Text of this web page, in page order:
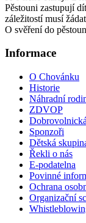
Pěstouni zastupují
záležitostí musí
O svěření do
Informace
O Chovánku
Historie
Náhradní
ZDVOP
Sponzoři
Dětská
Řekli o nás
E-podatelna
Povinné
Ochrana
Organizační